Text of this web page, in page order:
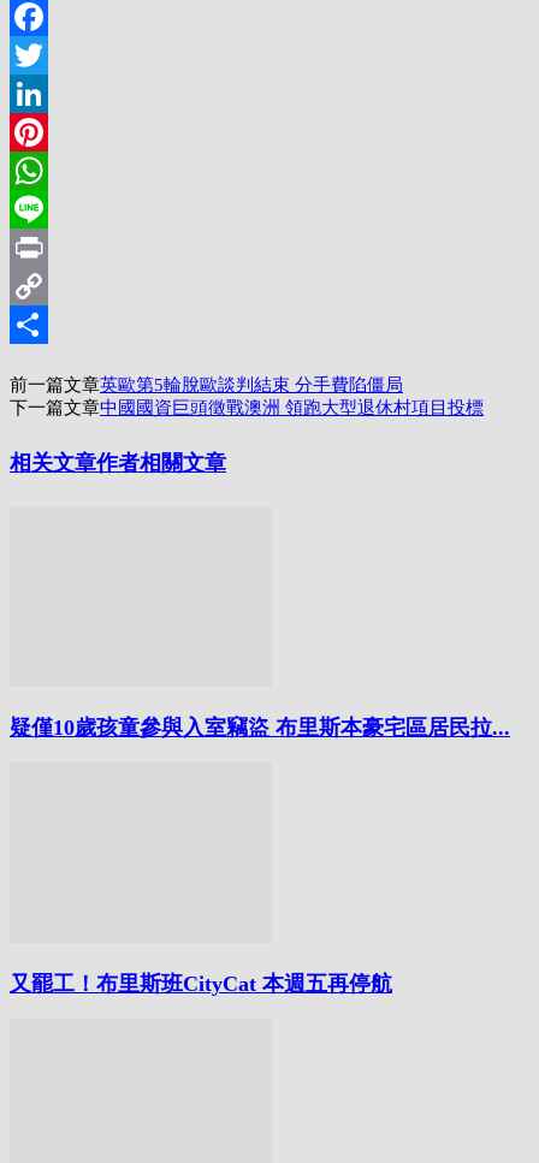
Email
Facebook
Twitter
LinkedIn
Pinterest
WhatsApp
Line
Print
Copy
享
前一篇文章英歐第5輪脫歐談判結束 分手費陷僵局
下一篇文章中國國資巨頭徵戰澳洲 領跑大型退休村項目投標
相关文章作者相關文章
疑僅10歲孩童參與入室竊盜 布里斯本豪宅區居民拉...
又罷工！布里斯班CityCat 本週五再停航